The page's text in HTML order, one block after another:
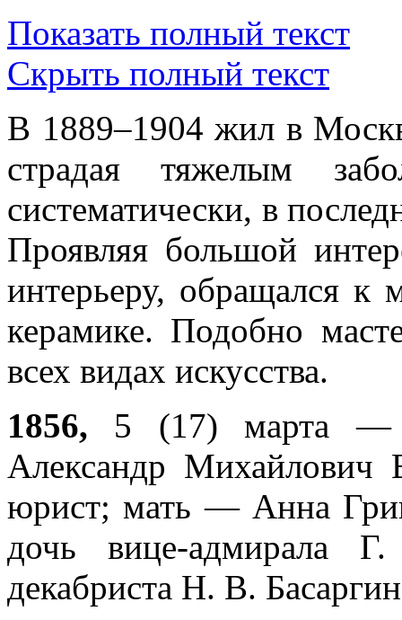
Показать полный текст
Скрыть полный текст
В 1889–1904 жил в
страдая тяжелым
систематически, в
Проявляя большой
интерьеру, обращался к
керамике. Подобно
всех видах искусства.
1856, 5 (17) марта —
Александр Михайлович
юрист; мать — Анна
дочь вице-адмирала
декабриста Н. В.